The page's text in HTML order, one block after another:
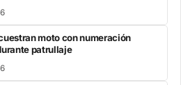
moto con numeración
patrullaje